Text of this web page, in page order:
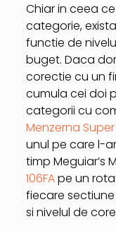
Chiar in ceea
categorie,
functie de
buget. Daca
corectie cu un
cumula cei doi
categorii cu
Menzerna
unul pe care l-
timp Meguiar’s
106FApe un
fiecare
si nivelul de